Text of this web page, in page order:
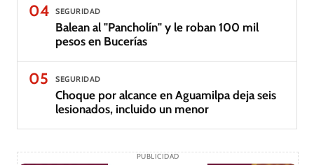
04 SEGURIDAD
Balean al "Pancholín" y le roban 100 mil
pesos en Bucerías
05 SEGURIDAD
Choque por alcance en Aguamilpa deja seis
lesionados, incluido un menor
PUBLICIDAD